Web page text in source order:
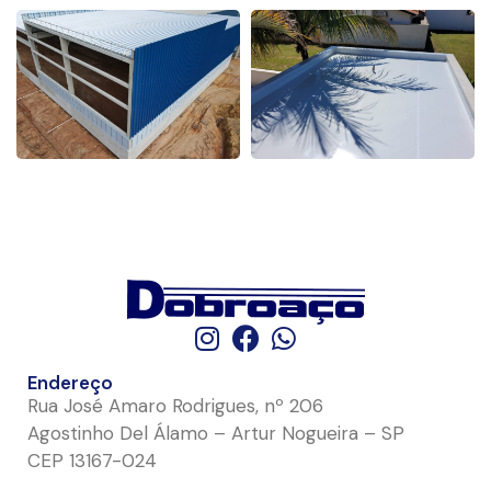
Endereço
Rua José Amaro Rodrigues, nº 206
Agostinho Del Álamo – Artur Nogueira – SP
CEP 13167-024